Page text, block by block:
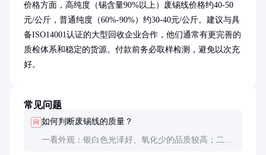
价格方面，高纯度（锡含量90%以上）废锡线价格约40-50
元/公斤，普通纯度（60%-90%）约30-40元/公斤。建议与具
备ISO14001认证的大型回收企业合作，他们通常有更完善的
质检体系和稳定的货源。付款前务必取样检测，避免以次充
好。
常见问题
问 如何判断废锡线的质量？
一看外观：银白色光泽好、氧化少的品质较高；二测